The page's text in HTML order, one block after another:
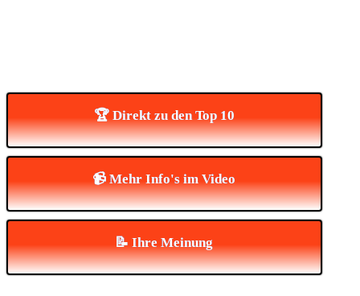
🏆 Direkt zu den Top 10
📹 Mehr Info's im Video
📝 Ihre Meinung